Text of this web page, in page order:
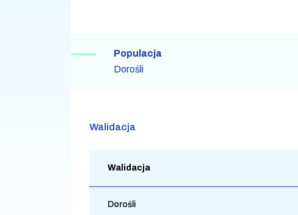
Populacja
Dorośli
Walidacja
Walidacja
Dorośli